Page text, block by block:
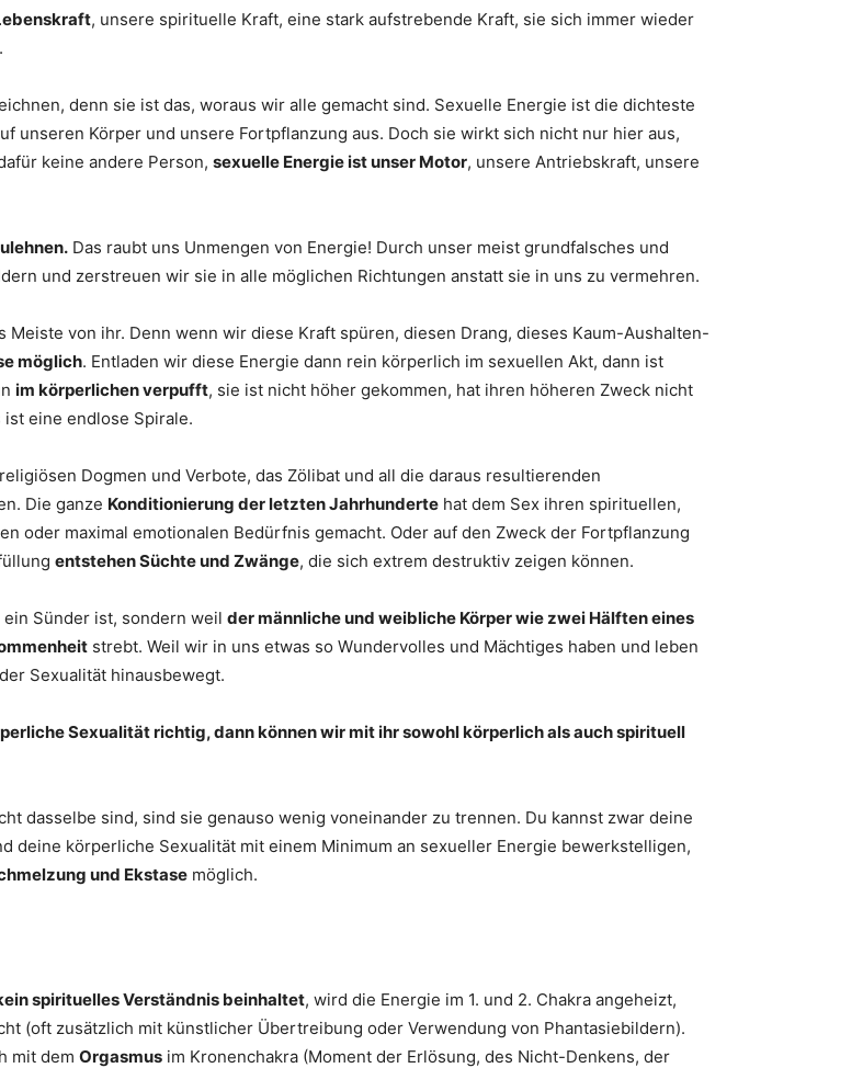
, unsere spirituelle Kraft, eine stark aufstrebende Kraft, sie sich immer wieder
denn sie ist das, woraus wir alle gemacht sind. Sexuelle Energie ist die dichteste
unseren Körper und unsere Fortpflanzung aus. Doch sie wirkt sich nicht nur hier aus,
keine andere Person, sexuelle Energie ist unser Motor, unsere Antriebskraft, unsere
Das raubt uns Unmengen von Energie! Durch unser meist grundfalsches und
und zerstreuen wir sie in alle möglichen Richtungen anstatt sie in uns zu vermehren.
von ihr. Denn wenn wir diese Kraft spüren, diesen Drang, dieses Kaum-Aushalten-
möglich. Entladen wir diese Energie dann rein körperlich im sexuellen Akt, dann ist
im körperlichen verpufft, sie ist nicht höher gekommen, hat ihren höheren Zweck nicht
eine endlose Spirale.
Dogmen und Verbote, das Zölibat und all die daraus resultierenden
Die ganze Konditionierung der letzten Jahrhunderte hat dem Sex ihren spirituellen,
oder maximal emotionalen Bedürfnis gemacht. Oder auf den Zweck der Fortpflanzung
entstehen Süchte und Zwänge, die sich extrem destruktiv zeigen können.
Sünder ist, sondern weil der männliche und weibliche Körper wie zwei Hälften eines
strebt. Weil wir in uns etwas so Wundervolles und Mächtiges haben und leben
Sexualität hinausbewegt.
Sexualität richtig, dann können wir mit ihr sowohl körperlich als auch spirituell
dasselbe sind, sind sie genauso wenig voneinander zu trennen. Du kannst zwar deine
deine körperliche Sexualität mit einem Minimum an sexueller Energie bewerkstelligen,
und Ekstase möglich.
spirituelles Verständnis beinhaltet, wird die Energie im 1. und 2. Chakra angeheizt,
(oft zusätzlich mit künstlicher Übertreibung oder Verwendung von Phantasiebildern).
mit dem Orgasmus im Kronenchakra (Moment der Erlösung, des Nicht-Denkens, der